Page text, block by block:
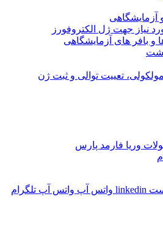
آزمایشگاهی
نیاز جهت ژل الکتروفورز
و بافر های آزمایشگاهی
تعییت توالی و ثبت ژن
وریا فارمد پارس
linkedin واتس آپ واتس آپ تلگرام